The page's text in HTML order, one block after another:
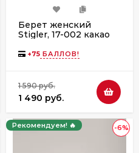
Берет женский
Stigler, 17-002 какао
+75 БАЛЛОВ!
1 590 руб.
1 490 руб.
-6%
Рекомендуем! 🔥